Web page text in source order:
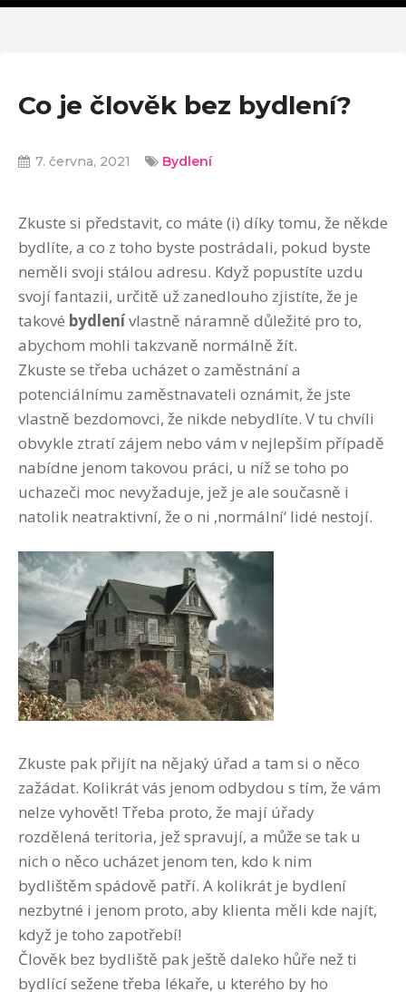
Co je člověk bez bydlení?
7. června, 2021 Bydlení
Zkuste si představit, co máte (i) díky tomu, že někde
bydlíte, a co z toho byste postrádali, pokud byste
neměli svoji stálou adresu. Když popustíte uzdu
svojí fantazii, určitě už zanedlouho zjistíte, že je
takové bydlenívlastně náramně důležité pro to,
abychom mohli takzvaně normálně žít.
Zkuste se třeba ucházet o zaměstnání a
potenciálnímu zaměstnavateli oznámit, že jste
vlastně bezdomovci, že nikde nebydlíte. V tu chvíli
obvykle ztratí zájem nebo vám v nejlepším případě
nabídne jenom takovou práci, u níž se toho po
uchazeči moc nevyžaduje, jež je ale současně i
natolik neatraktivní, že o ni ‚normální‘ lidé nestojí.
Zkuste pak přijít na nějaký úřad a tam si o něco
zažádat. Kolikrát vás jenom odbydou s tím, že vám
nelze vyhovět! Třeba proto, že mají úřady
rozdělená teritoria, jež spravují, a může se tak u
nich o něco ucházet jenom ten, kdo k nim
bydlištěm spádově patří. A kolikrát je bydlení
nezbytné i jenom proto, aby klienta měli kde najít,
když je toho zapotřebí!
Člověk bez bydliště pak ještě daleko hůře než ti
bydlící sežene třeba lékaře, u kterého by ho